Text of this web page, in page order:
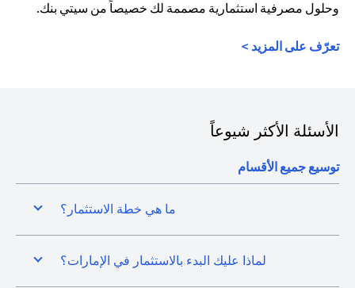
وحلول مصرفية استثمارية مصممة لك خصيصاً من سيتي بنك.
تعرّف على المزيد >
الأسئلة الأكثر شيوعاً
توسيع جميع الأقسام
ما هي خطة الاستثمار؟
لماذا عليك البدء بالاستثمار في الإمارات؟